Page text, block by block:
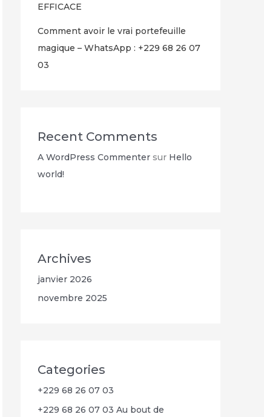
EFFICACE
Comment avoir le vrai portefeuille
magique – WhatsApp : +229 68 26 07
03
Recent Comments
A WordPress Commenter sur Hello
world!
Archives
janvier 2026
novembre 2025
Categories
+229 68 26 07 03
+229 68 26 07 03 Au bout de